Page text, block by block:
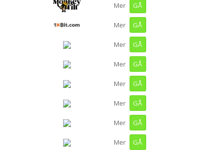
Mer GÅ
Mer GÅ
Mer GÅ
Mer GÅ
Mer GÅ
Mer GÅ
Mer GÅ
Mer GÅ